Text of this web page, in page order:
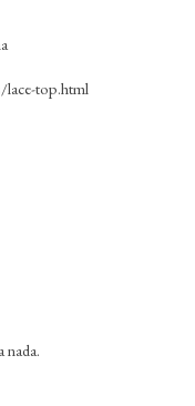
top.html
nada.